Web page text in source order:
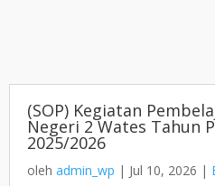
(SOP) Kegiatan
Negeri 2 Wates Tahun
2025/2026
oleh admin_wp | Jul 10, 2026 |